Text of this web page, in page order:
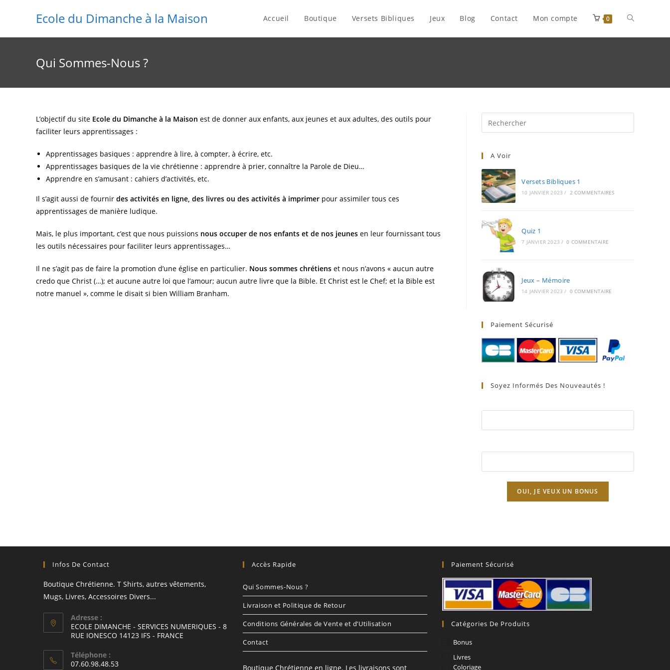
Ecole du Dimanche à la Maison Accueil Boutique Versets Bibliques Jeux Blog Contact Mon compte 0 Toggle
Qui Sommes-Nous ?
L’objectif du site Ecole du Dimanche à la Maison est de donner aux enfants, aux jeunes et aux adultes, des outils pour
faciliter leurs apprentissages :
Apprentissages basiques : apprendre à lire, à compter, à écrire, etc.
Apprentissages basiques de la vie chrétienne : apprendre à prier, connaître la Parole de Dieu…
Apprendre en s’amusant : cahiers d’activités, etc.
Il s’agit aussi de fournir des activités en ligne, des livres ou des activités à imprimer pour assimiler tous ces
apprentissages de manière ludique.
Mais, le plus important, c’est que nous puissions nous occuper de nos enfants et de nos jeunes en leur fournissant tous
les outils nécessaires pour faciliter leurs apprentissages…
Il ne s’agit pas de faire la promotion d’une église en particulier. Nous sommes chrétiens et nous n’avons « aucun autre
credo que Christ (…); et aucune autre loi que l’amour; aucun autre livre que la Bible. Et Christ est le Chef; et la Bible est
notre manuel », comme le disait si bien William Branham.
A Voir
Versets Bibliques 1
10 JANVIER 2023 / 2 COMMENTAIRES
Quiz 1
7 JANVIER 2023 / 0 COMMENTAIRE
Jeux – Mémoire
14 JANVIER 2023 / 0 COMMENTAIRE
Paiement Sécurisé
Soyez Informés Des Nouveautés !
Infos De Contact
Boutique Chrétienne. T Shirts, autres vêtements,
Mugs, Livres, Accessoires Divers...
Adresse :
ECOLE DIMANCHE - SERVICES NUMERIQUES - 8
RUE IONESCO 14123 IFS - FRANCE
dans
Téléphone :
07.60.98.48.53
Accès Rapide
Qui Sommes-Nous ?
Livraison et Politique de Retour
Conditions Générales de Vente et d’Utilisation
Contact
Boutique Chrétienne en ligne. Les livraisons sont
Paiement Sécurisé
Catégories De Produits
Bonus
Livres
Coloriage